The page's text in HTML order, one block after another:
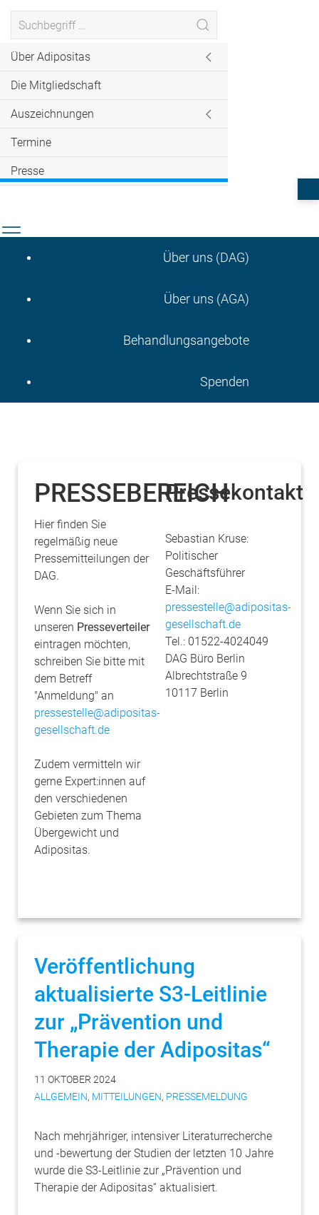
Über Adipositas
Die Mitgliedschaft
Auszeichnungen
Termine
Presse
Über uns (DAG)
Über uns (AGA)
Behandlungsangebote
Spenden
PRESSEBEREICH
Hier finden Sie
regelmäßig neue
Pressemitteilungen der
DAG.
Wenn Sie sich in
unseren Presseverteiler
eintragen möchten,
schreiben Sie bitte mit
dem Betreff
"Anmeldung" an
pressestelle@adipositas-
gesellschaft.de
Zudem vermitteln wir
gerne Expert:innen auf
den verschiedenen
Gebieten zum Thema
Übergewicht und
Adipositas.
Pressekontakt
Sebastian Kruse:
Politischer
Geschäftsführer
E-Mail:
pressestelle@adipositas-
gesellschaft.de
Tel.: 01522-4024049
DAG Büro Berlin
Albrechtstraße 9
10117 Berlin
Veröffentlichung
aktualisierte S3-Leitlinie
zur „Prävention und
Therapie der Adipositas“
11 OKTOBER 2024
ALLGEMEIN, MITTEILUNGEN, PRESSEMELDUNG
Nach mehrjähriger, intensiver Literaturrecherche
und -bewertung der Studien der letzten 10 Jahre
wurde die S3-Leitlinie zur „Prävention und
Therapie der Adipositas“ aktualisiert.